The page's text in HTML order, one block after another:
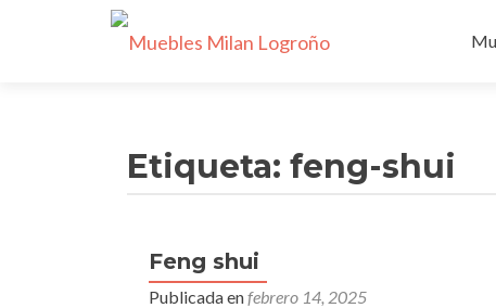
al
Etiqueta: feng-shui
Feng shui
Publicada enfebrero 14, 2025